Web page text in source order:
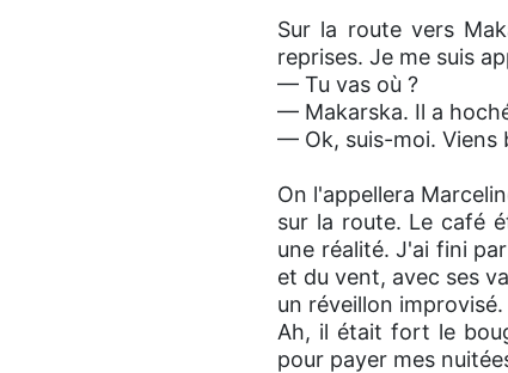
Sur la route vers
reprises. Je me suis
— Tu vas où ?
— Makarska. Il a
— Ok, suis-moi. Viens
On l'appellera
sur la route. Le café
une réalité. J'ai fini
et du vent, avec ses
un réveillon
Ah, il était fort le
pour payer mes